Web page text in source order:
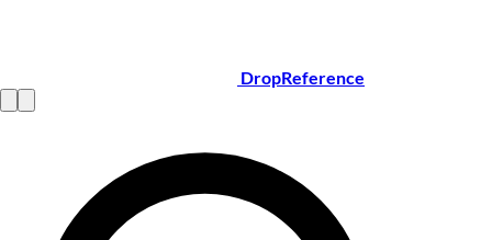
DropReference